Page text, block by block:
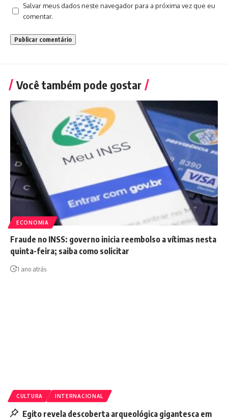
Salvar meus dados neste navegador para a próxima vez que eu
comentar.
Você também pode gostar
ECONOMIA
Fraude no INSS: governo inicia reembolso a vítimas nesta
quinta-feira; saiba como solicitar
1 ano atrás
CULTURA INTERNACIONAL
Egito revela descoberta arqueológica gigantesca em